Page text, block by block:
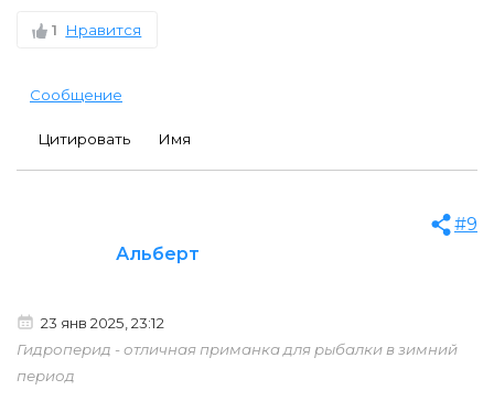
1 Нравится
Сообщение
Цитировать Имя
Альберт
#9
23 янв 2025, 23:12
Гидроперид - отличная приманка для рыбалки в зимний
период